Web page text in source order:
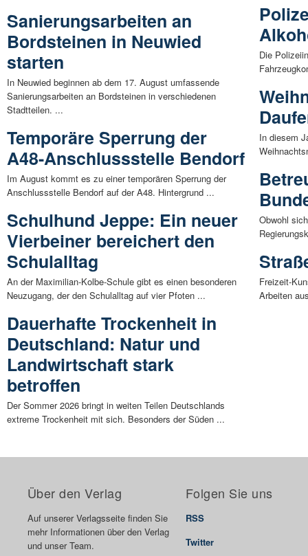
Sanierungsarbeiten an
Bordsteinen in Neuwied
starten
In Neuwied beginnen ab dem 17. August umfassende
Sanierungsarbeiten an Bordsteinen in verschiedenen
Stadtteilen. ...
Temporäre Sperrung der
A48-Anschlussstelle Bendorf
Im August kommt es zu einer temporären Sperrung der
Anschlussstelle Bendorf auf der A48. Hintergrund ...
Schulhund Jeppe: Ein neuer
Vierbeiner bereichert den
Schulalltag
An der Maximilian-Kolbe-Schule gibt es einen besonderen
Neuzugang, der den Schulalltag auf vier Pfoten ...
Dauerhafte Trockenheit in
Deutschland: Natur und
Landwirtschaft stark
betroffen
Der Sommer 2026 bringt in weiten Teilen Deutschlands
extreme Trockenheit mit sich. Besonders der Süden ...
Die
In diesem
Obwohl
Freizeit-
Arbeiten
Über den Verlag
Auf unserer Verlagsseite finden Sie
mehr Informationen über den Verlag
und unser Team.
Folgen Sie uns
RSS
Twitter